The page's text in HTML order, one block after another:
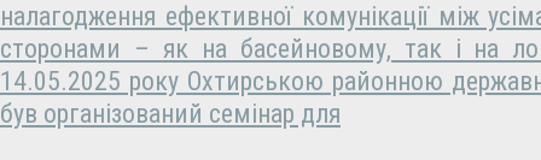
налагодження ефективної комунікації між
сторонами – як на басейновому, так і на
14.05.2025 року Охтирською районною
був організований семінар для